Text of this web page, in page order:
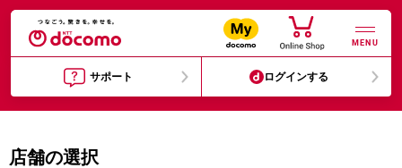
MENU
サポート ログインする
店舗の選択